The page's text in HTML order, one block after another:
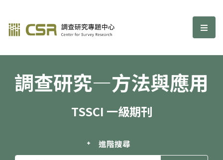
調查研究—方法與應用期刊 選
調查研究—方法與應用
TSSCI 一級期刊
進階搜尋